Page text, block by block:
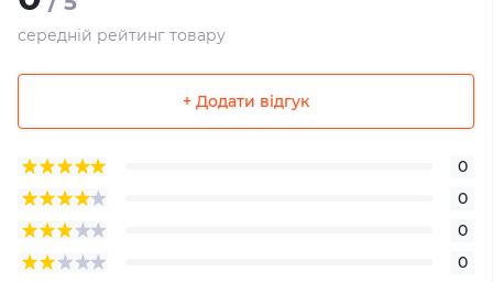
середній рейтинг товару
+ Додати відгук
0
0
0
0